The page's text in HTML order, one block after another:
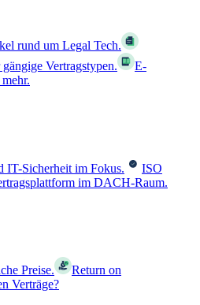
rund um Legal Tech.
Vertragstypen.
E-
IT-Sicherheit im Fokus.
ISO
im DACH-Raum.
Preise.
Return on
Verträge?